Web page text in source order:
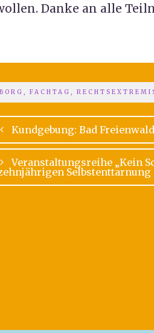
Danke an alle
BORG , FACHTAG ,
Kundgebung: Bad
Veranstaltungsreihe „Kein
Selbstenttarnung